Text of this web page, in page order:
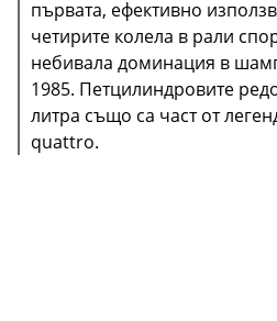
първата, ефективно
четирите колела в рали
небивала доминация в
1985. Петцилиндровите
литра също са част от
quattro.